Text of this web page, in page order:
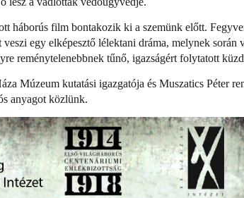
háborús film bontakozik ki a szemünk előtt.
egy elképesztő lélektani dráma, melynek során
reménytelenebbnek tűnő, igazságért folytatott
Múzeum kutatási igazgatója és Muszatics Péter
anyagot közlünk.